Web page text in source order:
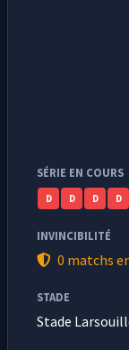
SÉRIE EN COURS
D D D D
INVINCIBILITÉ
0 matchs
STADE
Stade